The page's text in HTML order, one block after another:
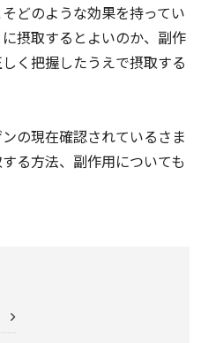
どのような効果を持ってい
摂取するとよいのか、副作
く把握したうえで摂取する
の現在確認されているさま
る方法、副作用についても